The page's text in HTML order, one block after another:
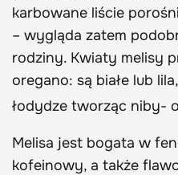
karbowane liście
– wygląda zatem
rodziny. Kwiaty melisy
oregano: są białe lub
łodydze tworząc niby-
Melisa jest bogata w
kofeinowy, a także